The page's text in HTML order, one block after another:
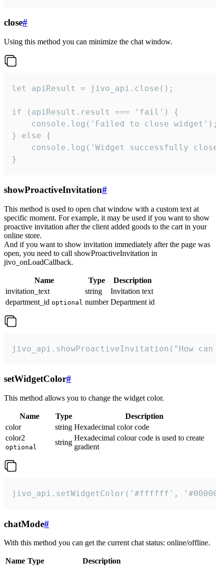
close#
Using this method you can minimize the chat window.
let apiResult = jivo_api.close();
if (apiResult.result === 'fail') {
    console.log('Failed to close widget');
} else {
console.log('Widget successfully
}
showProactiveInvitation#
This method is used to open chat window with a custom text at
specific moment. For example, it may be used if you want to show
proactive invitation after the client added goods to the cart in your
online store.
And if you want to show invitation immediately after the page was
open, you need to call showProactiveInvitation in
jivo_onLoadCallback.
Name Type
Description
invitation_text
string
Invitation text
department_id optional number Department id
jivo_api.showProactiveInvitation("How
setWidgetColor#
This method allows you to change the widget color.
Name Type
Description
color
string Hexadecimal color code
color2
optional
string
Hexadecimal colour code is used to create
gradient
jivo_api.setWidgetColor('#ffffff',
chatMode#
With this method you can get the current chat status: online/offline.
Name Type
Description